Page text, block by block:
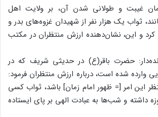
غیبت و طولانی شدن آن، بر ولایت اهل
ثواب یک هزار نفر از شهیدان غزوه‌های بدر و
کرد و این، نشان‌دهنده ارزش منتظران در مکتب
حضرت باقر(ع) در حدیثی شریف که در
وارده شده است، درباره ارزش منتظران فرمود:
این امر [= ظهور امام زمان] باشد، ثواب کسی
داشته و شب‌ها به عبادت الهی بر پای ایستاده